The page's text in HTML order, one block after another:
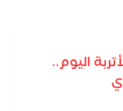
اليوم..